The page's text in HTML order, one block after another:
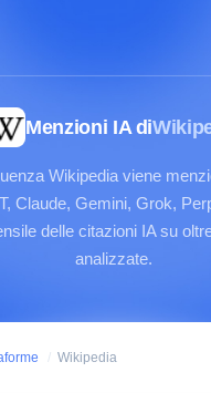
Menzioni IA di
Wikipedia viene
Claude, Gemini, Grok,
delle citazioni IA su
analizzate.
/ Wikipedia